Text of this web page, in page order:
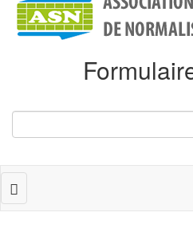
Toggle
navigation